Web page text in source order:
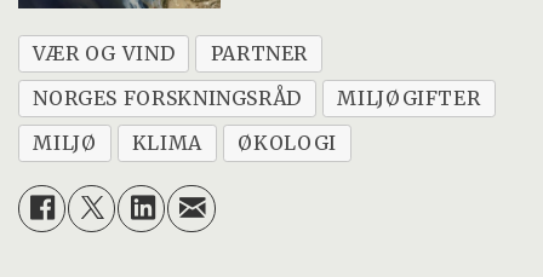
VÆR OG VIND
PARTNER
NORGES FORSKNINGSRÅD
MILJØGIFTER
MILJØ
KLIMA ØKOLOGI